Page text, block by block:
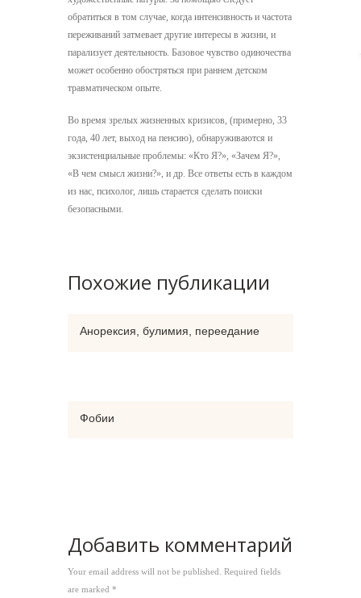
обратиться в том случае, когда интенсивность и частота
переживаний затмевает другие интересы в жизни, и
парализует деятельность. Базовое чувство одиночества
может особенно обостряться при раннем детском
травматическом опыте.
Во время зрелых жизненных кризисов, (примерно, 33
года, 40 лет, выход на пенсию), обнаруживаются и
экзистенциальные проблемы: «Кто Я?», «Зачем Я?»,
«В чем смысл жизни?», и др. Все ответы есть в каждом
из нас, психолог, лишь старается сделать поиски
безопасными.
Похожие публикации
Анорексия, булимия, переедание
Фобии
Добавить комментарий
Your email address will not be published. Required fields
are marked *